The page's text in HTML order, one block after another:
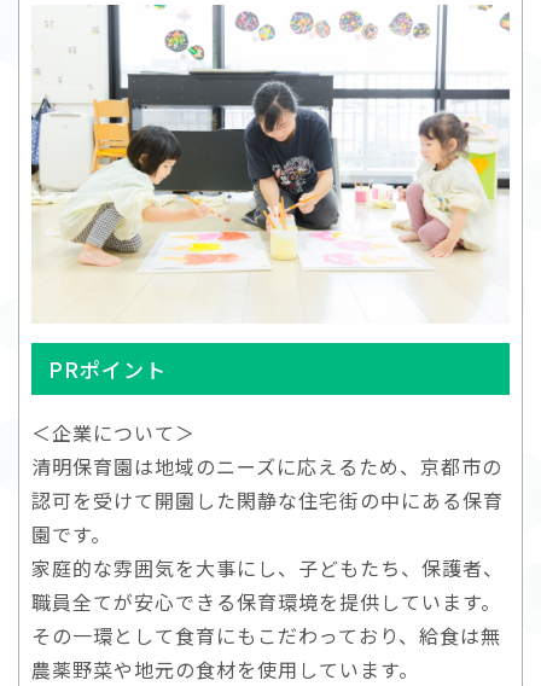
PRポイント
＜企業について＞
清明保育園は地域のニーズに応えるため、京都市の
認可を受けて開園した閑静な住宅街の中にある保育
園です。
家庭的な雰囲気を大事にし、子どもたち、保護者、
職員全てが安心できる保育環境を提供しています。
その一環として食育にもこだわっており、給食は無
農薬野菜や地元の食材を使用しています。